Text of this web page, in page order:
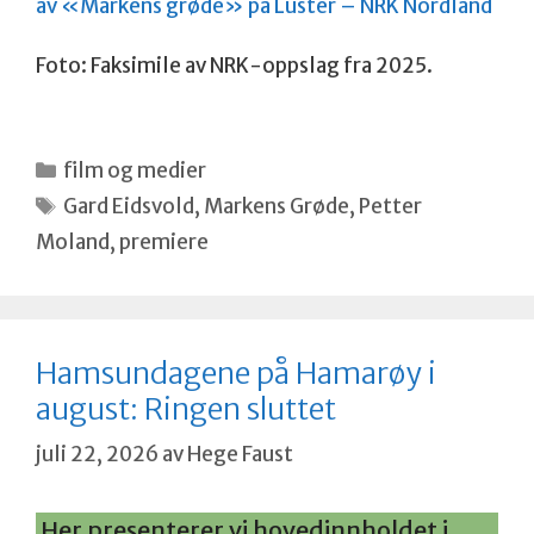
av «Markens grøde» på Luster – NRK Nordland
Foto: Faksimile av NRK-oppslag fra 2025.
Kategorier
film og medier
Stikkord
Gard Eidsvold, Markens Grøde, Petter
Moland, premiere
Hamsundagene på Hamarøy i
august: Ringen sluttet
juli 22, 2026 avHege Faust